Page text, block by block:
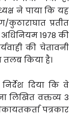
ने पाया कि यह
कुठाराघात प्रतीत
अधिनियम 1978 की
की चेतावनी
तलब किया है।
दिया कि वे
लिखित वक्तव्य 3
पत्रकार